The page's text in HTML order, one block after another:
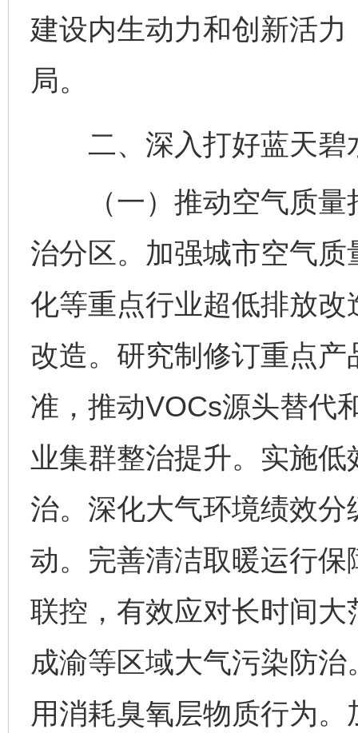
建设内生动力和创新活
局。
二、深入打好蓝天碧
（一）推动空气质量
治分区。加强城市空气
化等重点行业超低排放
改造。研究制修订重点
准，推动VOCs源头替代
业集群整治提升。实施
治。深化大气环境绩效
动。完善清洁取暖运行
联控，有效应对长时间
成渝等区域大气污染防
用消耗臭氧层物质行为